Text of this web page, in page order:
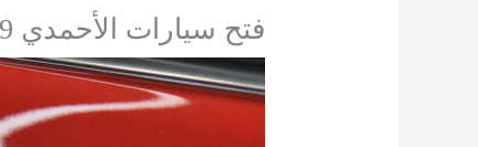
فتح سيارات الأحمدي 92295349